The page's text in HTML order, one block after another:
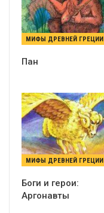
МИФЫ ДРЕВНЕЙ ГРЕЦИИ
Пан
МИФЫ ДРЕВНЕЙ ГРЕЦИИ
Боги и герои:
Аргонавты